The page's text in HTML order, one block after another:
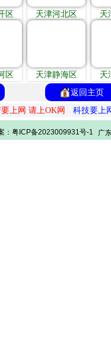
区 天津河北区 天
区 天津静海区
天
返回主页
上网 请上OK网 科技要上
：粤ICP备2023009931号-1 广